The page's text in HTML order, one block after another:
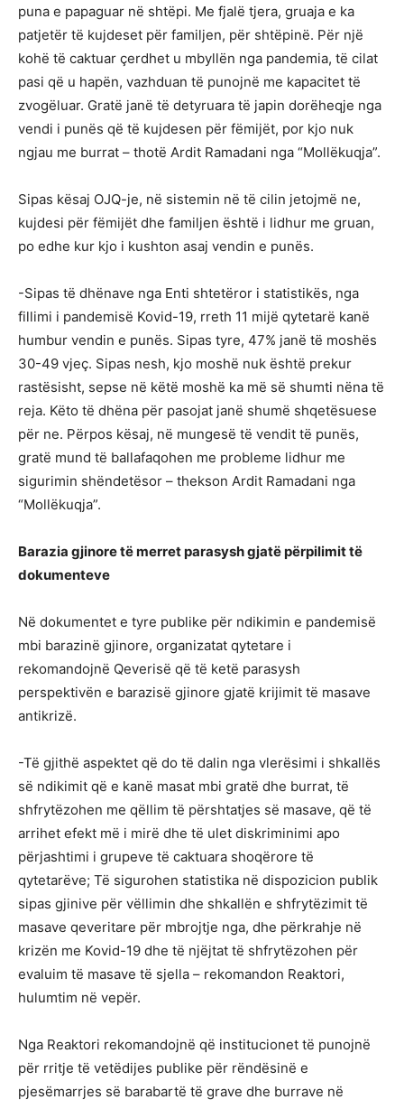
puna e papaguar në shtëpi. Me fjalë tjera, gruaja e ka
patjetër të kujdeset për familjen, për shtëpinë. Për një
kohë të caktuar çerdhet u mbyllën nga pandemia, të cilat
pasi që u hapën, vazhduan të punojnë me kapacitet të
zvogëluar. Gratë janë të detyruara të japin dorëheqje nga
vendi i punës që të kujdesen për fëmijët, por kjo nuk
ngjau me burrat – thotë Ardit Ramadani nga “Mollëkuqja”.
Sipas kësaj OJQ-je, në sistemin në të cilin jetojmë ne,
kujdesi për fëmijët dhe familjen është i lidhur me gruan,
po edhe kur kjo i kushton asaj vendin e punës.
-Sipas të dhënave nga Enti shtetëror i statistikës, nga
fillimi i pandemisë Kovid-19, rreth 11 mijë qytetarë kanë
humbur vendin e punës. Sipas tyre, 47% janë të moshës
30-49 vjeç. Sipas nesh, kjo moshë nuk është prekur
rastësisht, sepse në këtë moshë ka më së shumti nëna të
reja. Këto të dhëna për pasojat janë shumë shqetësuese
për ne. Përpos kësaj, në mungesë të vendit të punës,
gratë mund të ballafaqohen me probleme lidhur me
sigurimin shëndetësor – thekson Ardit Ramadani nga
“Mollëkuqja”.
Barazia gjinore të merret parasysh gjatë përpilimit të
dokumenteve
Në dokumentet e tyre publike për ndikimin e pandemisë
mbi barazinë gjinore, organizatat qytetare i
rekomandojnë Qeverisë që të ketë parasysh
perspektivën e barazisë gjinore gjatë krijimit të masave
antikrizë.
-Të gjithë aspektet që do të dalin nga vlerësimi i shkallës
së ndikimit që e kanë masat mbi gratë dhe burrat, të
shfrytëzohen me qëllim të përshtatjes së masave, që të
arrihet efekt më i mirë dhe të ulet diskriminimi apo
përjashtimi i grupeve të caktuara shoqërore të
qytetarëve; Të sigurohen statistika në dispozicion publik
sipas gjinive për vëllimin dhe shkallën e shfrytëzimit të
masave qeveritare për mbrojtje nga, dhe përkrahje në
krizën me Kovid-19 dhe të njëjtat të shfrytëzohen për
evaluim të masave të sjella – rekomandon Reaktori,
hulumtim në vepër.
Nga Reaktori rekomandojnë që institucionet të punojnë
për rritje të vetëdijes publike për rëndësinë e
pjesëmarrjes së barabartë të grave dhe burrave në